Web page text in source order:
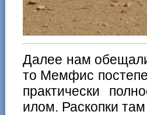
Далее нам
то Мемфис
практически
илом. Раскопки